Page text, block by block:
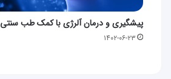
پیشگیری و درمان آلرژی با کمک طب سنتی
۱۴۰۲-۰۶-۲۳